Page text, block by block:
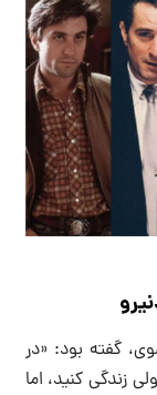
گفته بود: «در
زندگی کنید، اما